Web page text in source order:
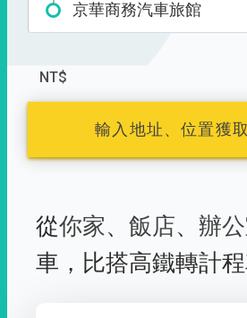
京華商務汽車旅館
NT$
輸入地址、位置獲
從你家、 飯店、 辦
車， 比搭高鐵轉計